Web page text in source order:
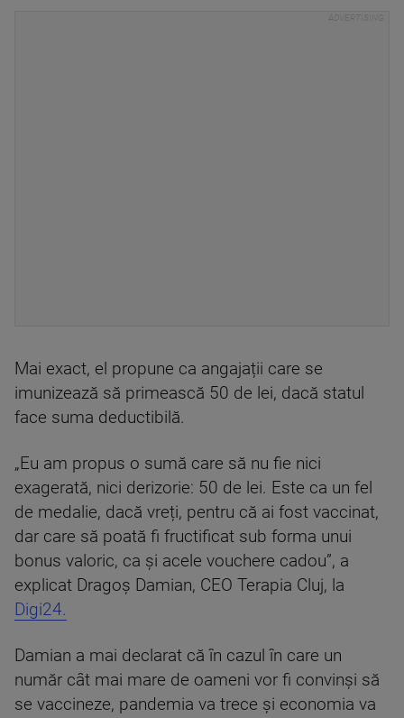
Mai exact, el propune ca angajații care se
imunizează să primească 50 de lei, dacă statul
face suma deductibilă.
„Eu am propus o sumă care să nu fie nici
exagerată, nici derizorie: 50 de lei. Este ca un fel
de medalie, dacă vreți, pentru că ai fost vaccinat,
dar care să poată fi fructificat sub forma unui
bonus valoric, ca și acele vouchere cadou”, a
explicat Dragoș Damian, CEO Terapia Cluj, la
Digi24.
Damian a mai declarat că în cazul în care un
număr cât mai mare de oameni vor fi convinși să
se vaccineze, pandemia va trece și economia va